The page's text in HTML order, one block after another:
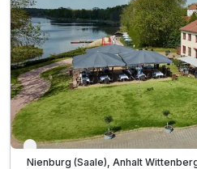
inkl. beheizter Außenpool
inkl. Minigolf, Tischtennis,
inkl. Nutzung der Spiel- und
Verfügbar bis Dezember
Nienburg (Saale), Anhalt